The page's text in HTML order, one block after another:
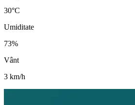
30°C
Umiditate
73%
Vânt
3 km/h